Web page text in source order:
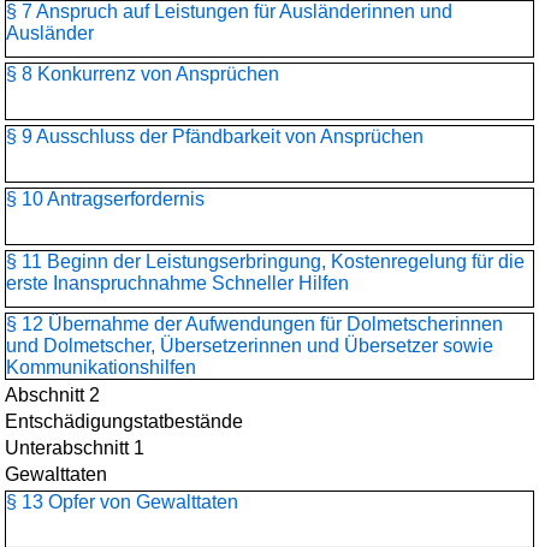
§ 7 Anspruch auf Leistungen für Ausländerinnen und
Ausländer
§ 8 Konkurrenz von Ansprüchen
§ 9 Ausschluss der Pfändbarkeit von Ansprüchen
§ 10 Antragserfordernis
§ 11 Beginn der Leistungserbringung, Kostenregelung für die
erste Inanspruchnahme Schneller Hilfen
§ 12 Übernahme der Aufwendungen für Dolmetscherinnen
und Dolmetscher, Übersetzerinnen und Übersetzer sowie
Kommunikationshilfen
Abschnitt 2
Entschädigungstatbestände
Unterabschnitt 1
Gewalttaten
§ 13 Opfer von Gewalttaten